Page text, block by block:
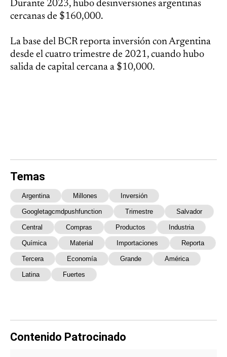
Durante 2023, hubo desinversiones argentinas
cercanas de $160,000.
La base del BCR reporta inversión con Argentina
desde el cuatro trimestre de 2021, cuando hubo
salida de capital cercana a $10,000.
Temas
Argentina Millones Inversión
Googletagcmdpushfunction Trimestre Salvador
Central Compras Productos Industria
Química Material Importaciones Reporta
Tercera Economía Grande América
Latina Fuertes
Contenido Patrocinado